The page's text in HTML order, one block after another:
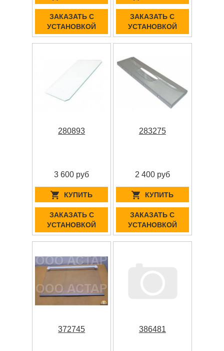
ЗАКАЗАТЬ С
УСТАНОВКОЙ
ЗАКАЗАТЬ С
УСТАНОВКОЙ
280893
3 600 руб
КУПИТЬ
ЗАКАЗАТЬ С
УСТАНОВКОЙ
283275
2 400 руб
КУПИТЬ
ЗАКАЗАТЬ С
УСТАНОВКОЙ
372745 386481